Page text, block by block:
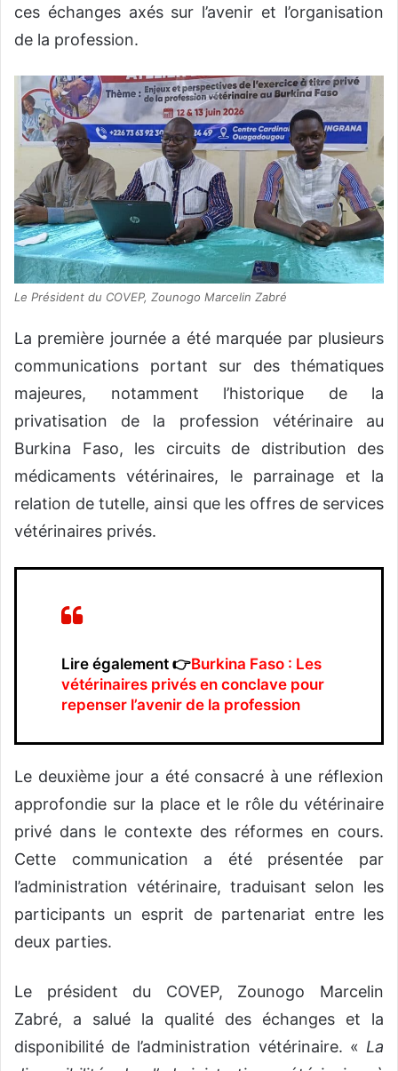
ces échanges axés sur l’avenir et l’organisation
de la profession.
Le Président du COVEP, Zounogo Marcelin Zabré
La première journée a été marquée par plusieurs
communications portant sur des thématiques
majeures, notamment l’historique de la
privatisation de la profession vétérinaire au
Burkina Faso, les circuits de distribution des
médicaments vétérinaires, le parrainage et la
relation de tutelle, ainsi que les offres de services
vétérinaires privés.
Lire également 👉Burkina Faso : Les
vétérinaires privés en conclave pour
repenser l’avenir de la profession
Le deuxième jour a été consacré à une réflexion
approfondie sur la place et le rôle du vétérinaire
privé dans le contexte des réformes en cours.
Cette communication a été présentée par
l’administration vétérinaire, traduisant selon les
participants un esprit de partenariat entre les
deux parties.
Le président du COVEP, Zounogo Marcelin
Zabré, a salué la qualité des échanges et la
disponibilité de l’administration vétérinaire. « La